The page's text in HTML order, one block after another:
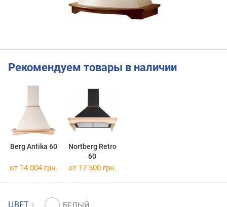
Рекомендуем товары в наличии
Berg Antika 60
Nortberg Retro
60
от 14 004 грн. от 17 500 грн.
ЦВЕТ 1